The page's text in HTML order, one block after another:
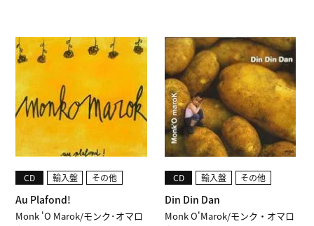
Monk 'O Marok/モンク･オマロ
Au Plafond!
CD 輸入盤 その他
Monk O'Marok/モンク・オマロ
Din Din Dan
CD 輸入盤 その他